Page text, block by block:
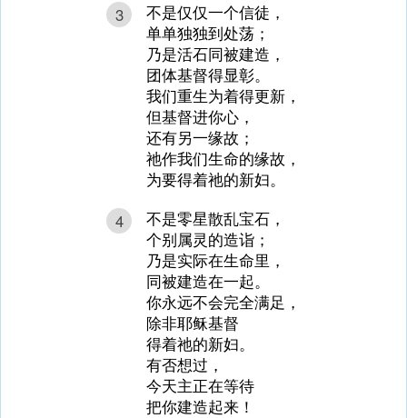
3
不是仅仅一个信徒，
单单独独到处荡；
乃是活石同被建造，
团体基督得显彰。
我们重生为着得更新，
但基督进你心，
还有另一缘故；
祂作我们生命的缘故，
为要得着祂的新妇。
4
不是零星散乱宝石，
个别属灵的造诣；
乃是实际在生命里，
同被建造在一起。
你永远不会完全满足，
除非耶稣基督
得着祂的新妇。
有否想过，
今天主正在等待
把你建造起来！